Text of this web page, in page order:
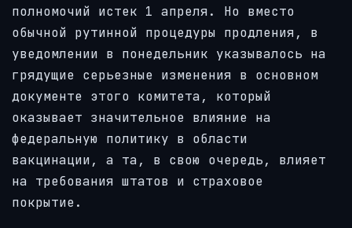
полномочий истек 1 апреля. Но вместо
обычной рутинной процедуры продления, в
уведомлении в понедельник указывалось на
грядущие серьезные изменения в основном
документе этого комитета, который
оказывает значительное влияние на
федеральную политику в области
вакцинации, а та, в свою очередь, влияет
на требования штатов и страховое
покрытие.